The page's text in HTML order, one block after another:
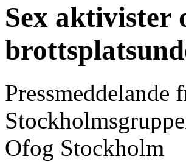
Sex aktivister
Ofog Stockholm